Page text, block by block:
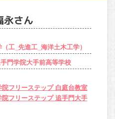
工_先進工_海洋土木工学）
門学院大手前高等学校
院フリーステップ 白庭台教室
院フリーステップ 追手門大手